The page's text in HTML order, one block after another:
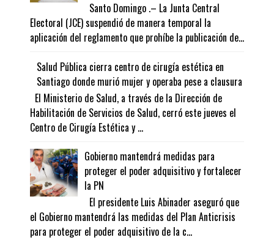
Santo Domingo .– La Junta Central
Electoral (JCE) suspendió de manera temporal la
aplicación del reglamento que prohíbe la publicación de...
Salud Pública cierra centro de cirugía estética en
Santiago donde murió mujer y operaba pese a clausura
El Ministerio de Salud, a través de la Dirección de
Habilitación de Servicios de Salud, cerró este jueves el
Centro de Cirugía Estética y ...
Gobierno mantendrá medidas para
proteger el poder adquisitivo y fortalecer
la PN
El presidente Luis Abinader aseguró que
el Gobierno mantendrá las medidas del Plan Anticrisis
para proteger el poder adquisitivo de la c...